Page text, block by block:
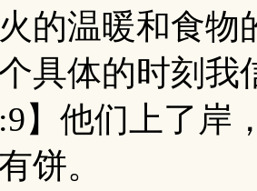
的温暖和食物
具体的时刻我
】他们上了
饼。